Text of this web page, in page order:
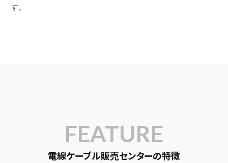
す。
FEATURE
電線ケーブル販売センターの特徴